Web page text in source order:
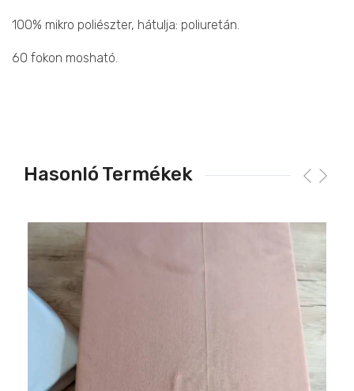
100% mikro poliészter, hátulja: poliuretán.
60 fokon mosható.
Hasonló Termékek